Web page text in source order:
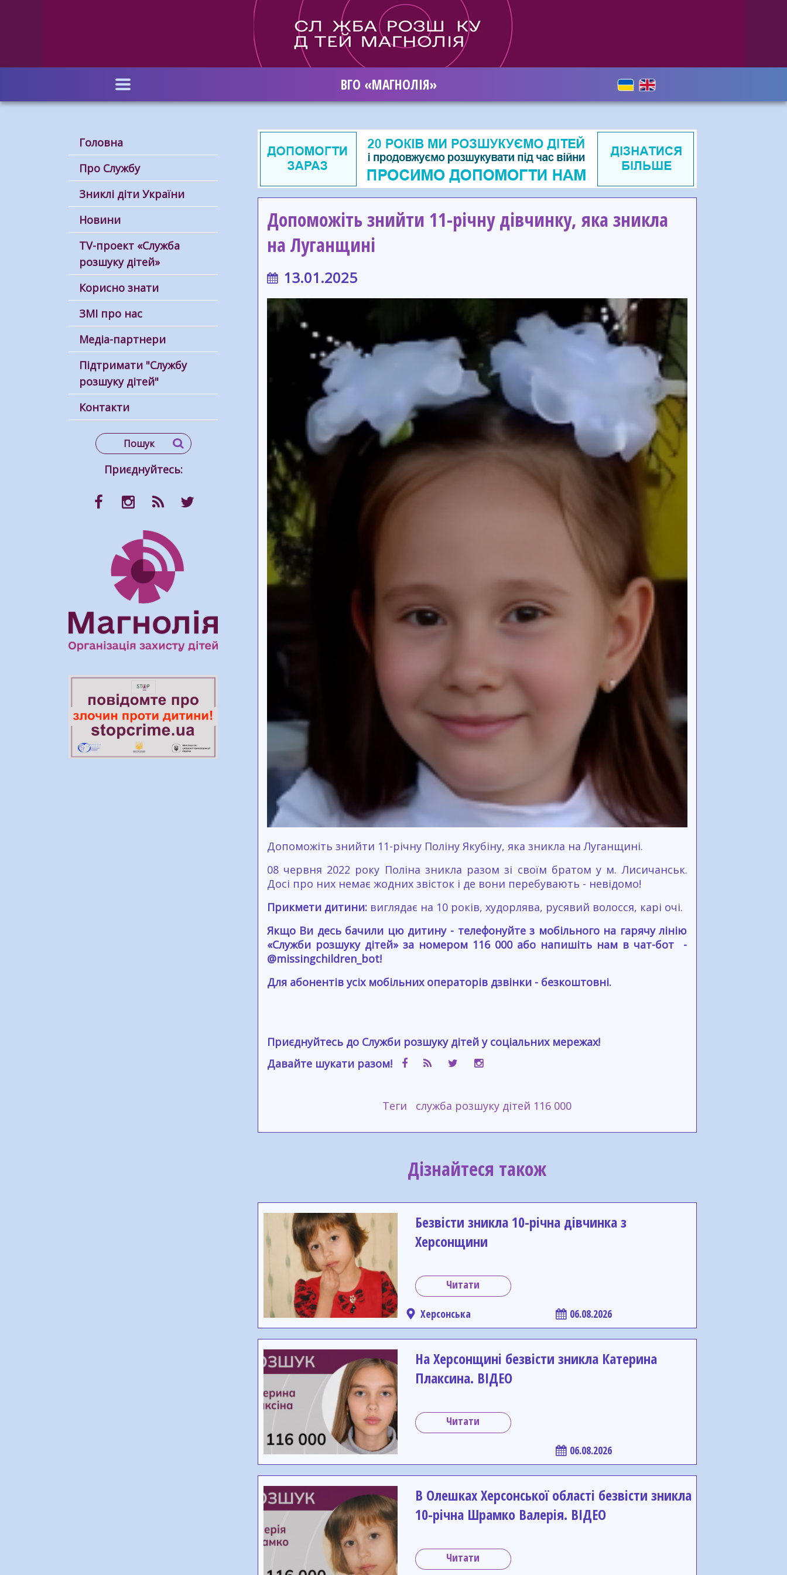
ВГО «МАГНОЛІЯ»
Головна
Про Службу
Зниклі діти України
Новини
ТV-проект «Служба
розшуку дітей»
Корисно знати
ЗМІ про нас
Медіа-партнери
Підтримати "Службу
розшуку дітей"
Контакти
Приєднуйтесь:
Допоможіть знийти 11-річну дівчинку, яка зникла
на Луганщині
13.01.2025
Допоможіть знийти 11-річну Поліну Якубіну, яка зникла на Луганщині.
08 червня 2022 року Поліна зникла разом зі своїм братом у м. Лисичанськ.
Досі про них немає жодних звісток і де вони перебувають - невідомо!
Прикмети дитини:виглядає на 10 років, худорлява, русявий волосся, карі очі.
Якщо Ви десь бачили цю дитину - телефонуйте з мобільного на гарячу лінію
«Служби розшуку дітей» за номером 116 000 або напишіть нам в чат-бот -
@missingchildren_bot!
Для абонентів усіх мобільних операторів дзвінки - безкоштовні.
Приєднуйтесь до Служби розшуку дітей у соціальних мережах!
Давайте шукати разом!
Теги служба розшуку дітей 116 000
Дізнайтеся також
Безвісти зникла 10-річна дівчинка з
Херсонщини
Читати
Херсонська 06.08.2026
На Херсонщині безвісти зникла Катерина
Плаксина. ВІДЕО
Читати
06.08.2026
В Олешках Херсонської області безвісти зникла
10-річна Шрамко Валерія. ВІДЕО
Читати